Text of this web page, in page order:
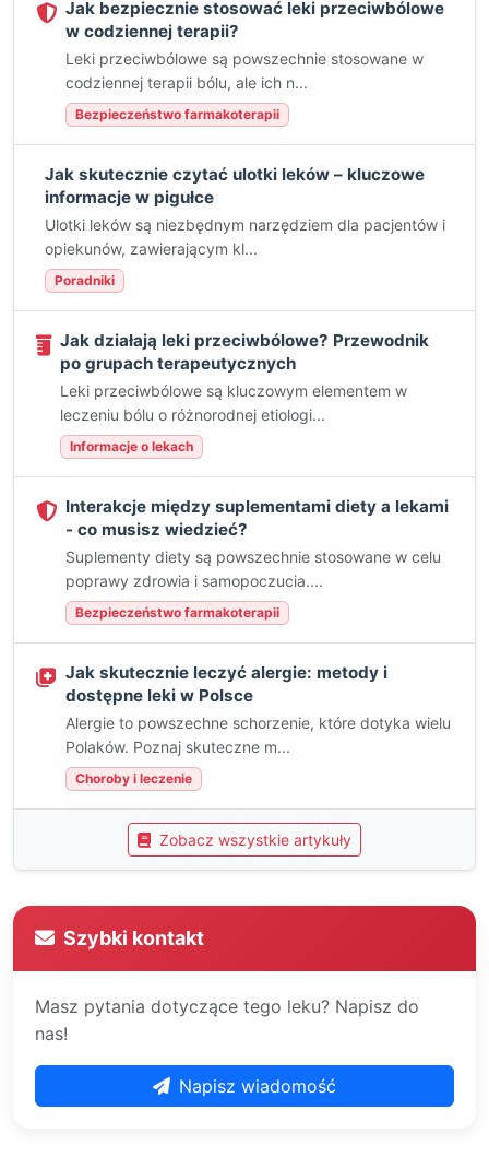
Jak bezpiecznie stosować leki przeciwbólowe
w codziennej terapii?
Leki przeciwbólowe są powszechnie stosowane w
codziennej terapii bólu, ale ich n...
Bezpieczeństwo farmakoterapii
Jak skutecznie czytać ulotki leków – kluczowe
informacje w pigułce
Ulotki leków są niezbędnym narzędziem dla pacjentów i
opiekunów, zawierającym kl...
Poradniki
Jak działają leki przeciwbólowe? Przewodnik
po grupach terapeutycznych
Leki przeciwbólowe są kluczowym elementem w
leczeniu bólu o różnorodnej etiologi...
Informacje o lekach
Interakcje między suplementami diety a lekami
- co musisz wiedzieć?
Suplementy diety są powszechnie stosowane w celu
poprawy zdrowia i samopoczucia....
Bezpieczeństwo farmakoterapii
Jak skutecznie leczyć alergie: metody i
dostępne leki w Polsce
Alergie to powszechne schorzenie, które dotyka wielu
Polaków. Poznaj skuteczne m...
Choroby i leczenie
Zobacz wszystkie artykuły
Szybki kontakt
Masz pytania dotyczące tego leku? Napisz do
nas!
Napisz wiadomość